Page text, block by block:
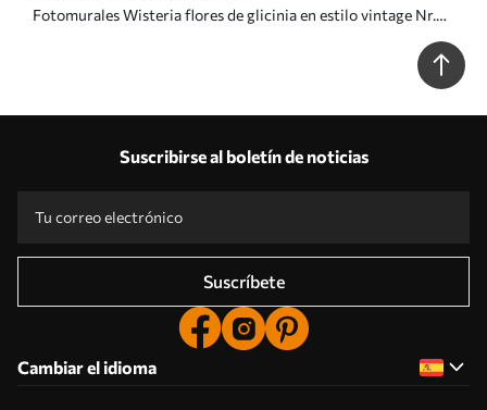
Fotomurales Wisteria flores de glicinia en estilo vintage Nr.
Suscribirse al boletín de noticias
Suscríbete
Cambiar el idioma